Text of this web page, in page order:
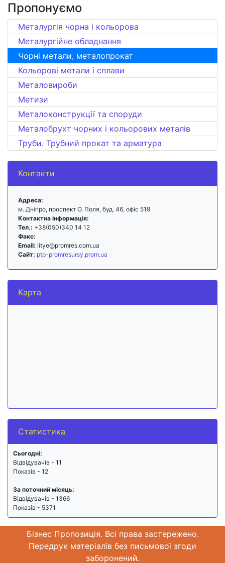
Пропонуємо
Металургія чорна і кольорова
Металургійне обладнання
Чорні метали, металопрокат
Кольорові метали і сплави
Металовироби
Метизи
Металоконструкції та споруди
Металобрухт чорних і кольорових металів
Труби. Трубний прокат та арматура
Контакти
Адреса:
м. Дніпро, проспект О. Поля, буд. 46, офіс 519
Контактна інформація:
Тел.: +38(050)340 14 12
Факс:
Email: litye@promres.com.ua
Сайт: ptp-promresursy.prom.ua
Карта
Статистика
Сьогодні:
Відвідувачів - 11
Показів - 12
За поточний місяць:
Відвідувачів - 1366
Показів - 5371
Бізнес Пропозиція. Всі права застережено.
Передрук матеріалів без письмової згоди
заборонений.